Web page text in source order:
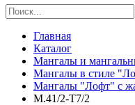
Главная
Каталог
Мангалы и
Мангалы в стиле
Мангалы "Лофт" с
М.41/2-Т7/2